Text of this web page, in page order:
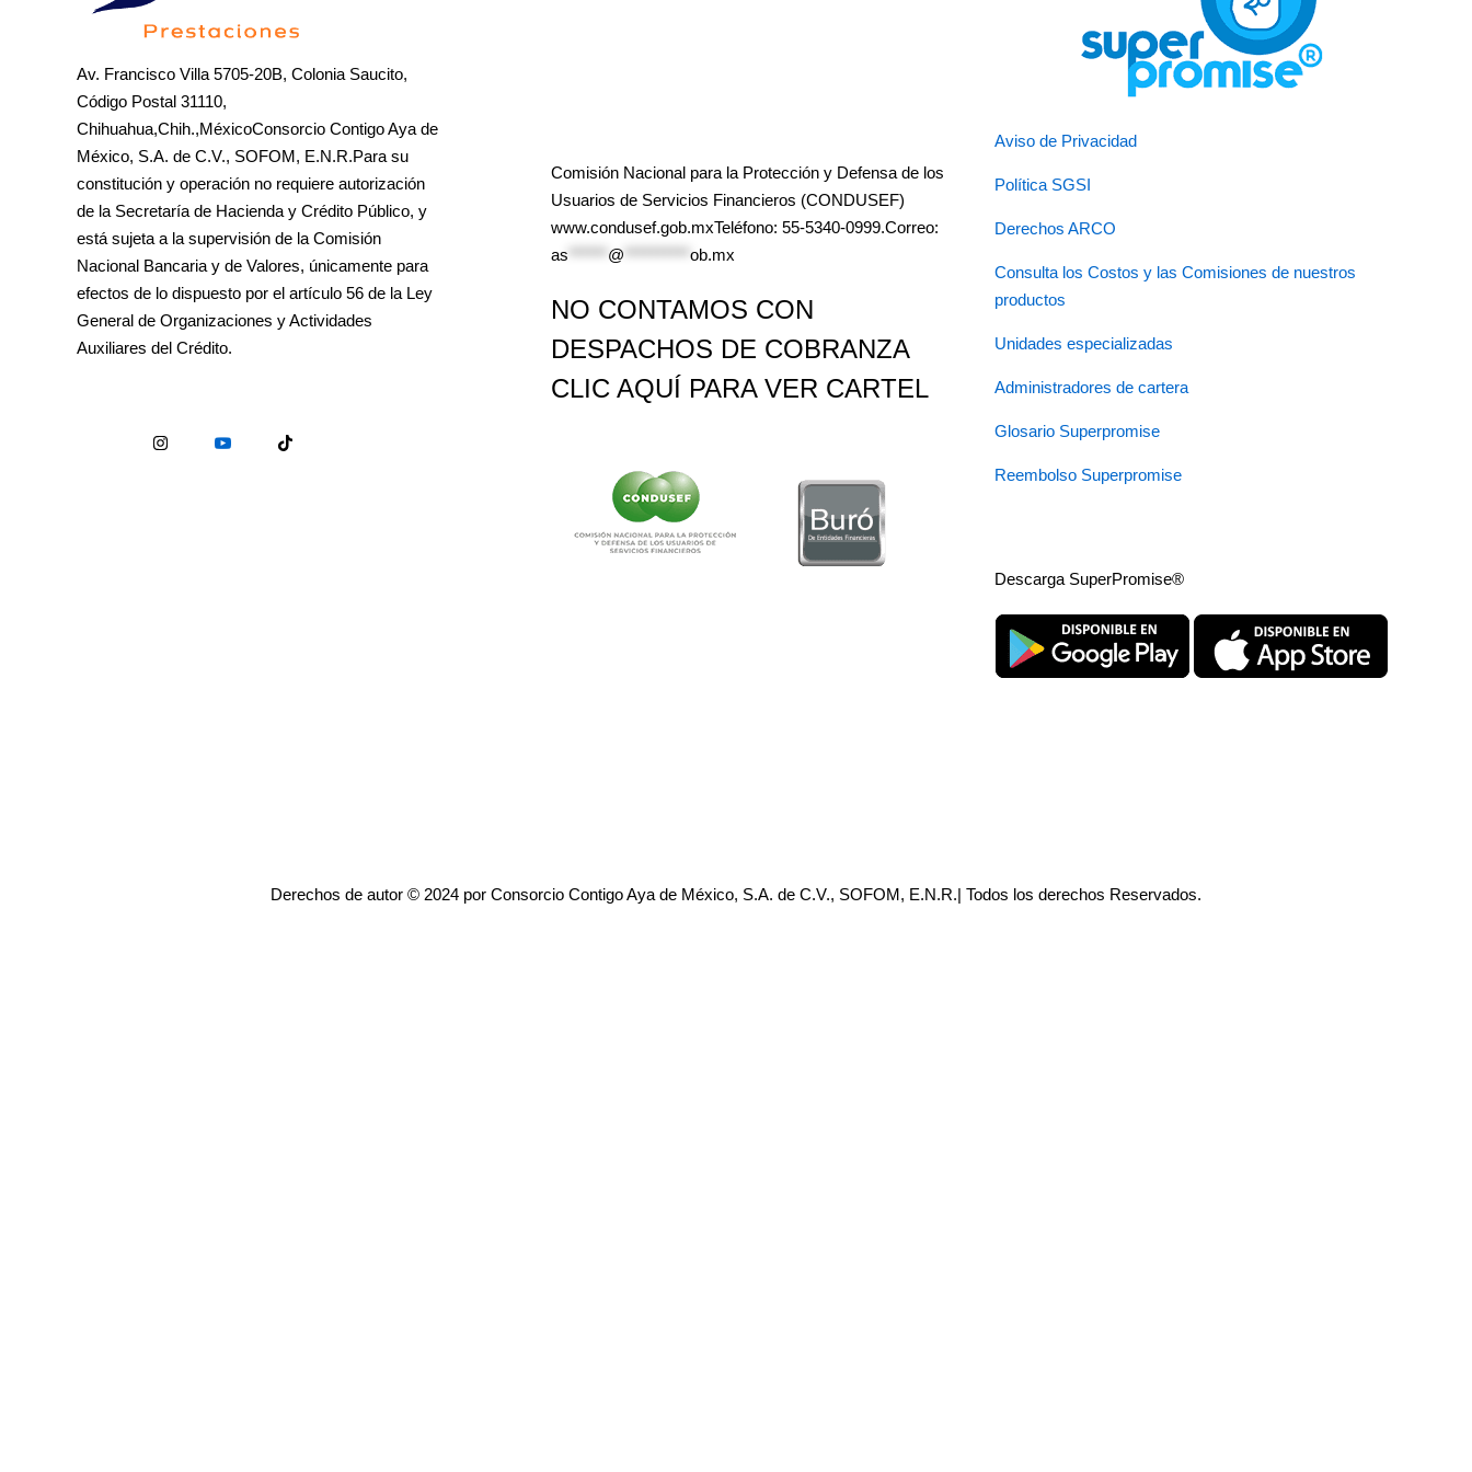
Av. Francisco Villa 5705-20B, Colonia Saucito,
Código Postal 31110,
Chihuahua,Chih.,MéxicoConsorcio Contigo Aya de
México, S.A. de C.V., SOFOM, E.N.R.Para su
constitución y operación no requiere autorización
de la Secretaría de Hacienda y Crédito Público, y
está sujeta a la supervisión de la Comisión
Nacional Bancaria y de Valores, únicamente para
efectos de lo dispuesto por el artículo 56 de la Ley
General de Organizaciones y Actividades
Auxiliares del Crédito.
Comisión Nacional para la Protección y Defensa de los
Usuarios de Servicios Financieros (CONDUSEF)
www.condusef.gob.mxTeléfono: 55-5340-0999.Correo:
as
@ ob.mx
NO CONTAMOS CON
DESPACHOS DE COBRANZA
CLIC AQUÍ PARA VER CARTEL
Aviso de Privacidad
Política SGSI
Derechos ARCO
Consulta los Costos y las Comisiones de nuestros
productos
Unidades especializadas
Administradores de cartera
Glosario Superpromise
Reembolso Superpromise
Descarga SuperPromise®
Derechos de autor © 2024 por Consorcio Contigo Aya de México, S.A. de C.V., SOFOM, E.N.R.| Todos los derechos Reservados.